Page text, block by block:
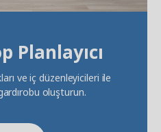
Planlayıcı
ve iç düzenleyicileri ile
oluşturun.